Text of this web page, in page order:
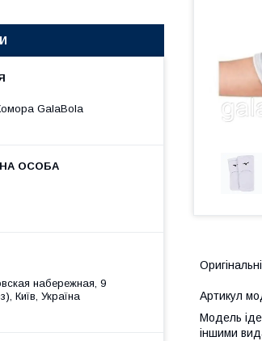
Артикул
Модель
іншими
GalaBola
набережная, 9
Київ, Україна